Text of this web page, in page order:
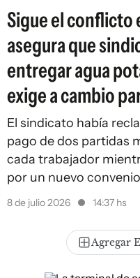
Sigue el conflicto
asegura que
entregar agua
exige a cambio
El sindicato había
pago de dos partidas
cada trabajador
por un nuevo
8 de julio 2026 14:37 hs
Agregar